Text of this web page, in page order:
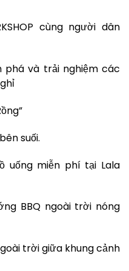
cùng người dân
phá và trải nghiệm các
suối.
uống miễn phí tại Lala
BBQ ngoài trời nóng
trời giữa khung cảnh